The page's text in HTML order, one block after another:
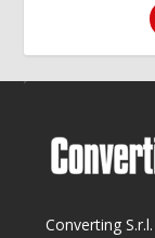
Converting S.r.l.